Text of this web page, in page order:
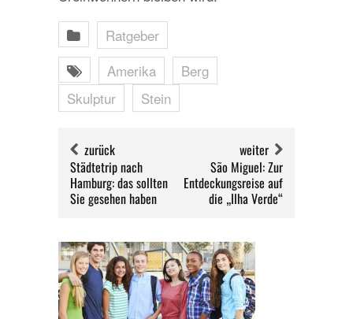
Ratgeber
Amerika
Berg
Skulptur
Stein
zurück
Städtetrip nach
Hamburg: das sollten
Sie gesehen haben
weiter
São Miguel: Zur
Entdeckungsreise auf
die „Ilha Verde“